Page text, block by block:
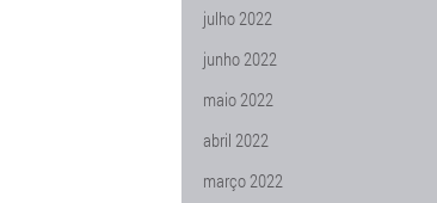
julho 2022
junho 2022
maio 2022
abril 2022
março 2022